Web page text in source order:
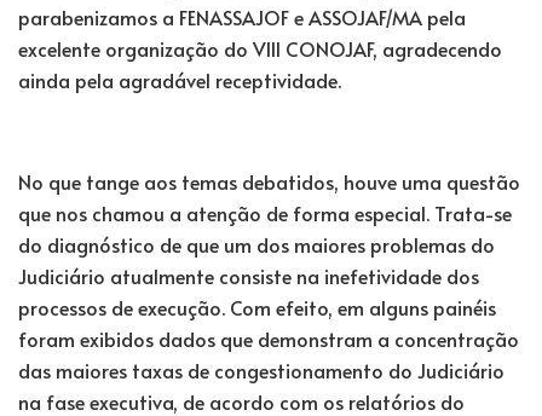
parabenizamos a FENASSAJOF e ASSOJAF/MA pela
excelente organização do VIII CONOJAF, agradecendo
ainda pela agradável receptividade.
No que tange aos temas debatidos, houve uma questão
que nos chamou a atenção de forma especial. Trata-se
do diagnóstico de que um dos maiores problemas do
Judiciário atualmente consiste na inefetividade dos
processos de execução. Com efeito, em alguns painéis
foram exibidos dados que demonstram a concentração
das maiores taxas de congestionamento do Judiciário
na fase executiva, de acordo com os relatórios do